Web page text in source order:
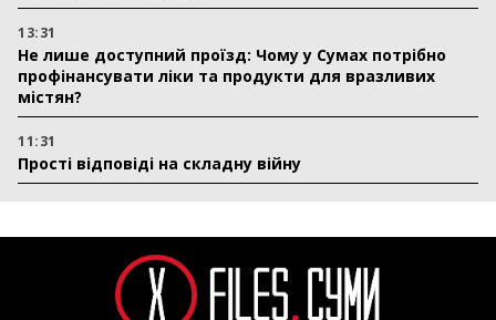
13:31
Не лише доступний проїзд: Чому у Сумах потрібно
профінансувати ліки та продукти для вразливих
містян?
11:31
Прості відповіді на складну війну